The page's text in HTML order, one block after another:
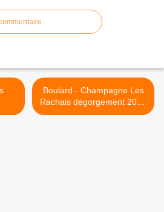
Boulard - Champagne Les
Rachais dégorgement 2009
>